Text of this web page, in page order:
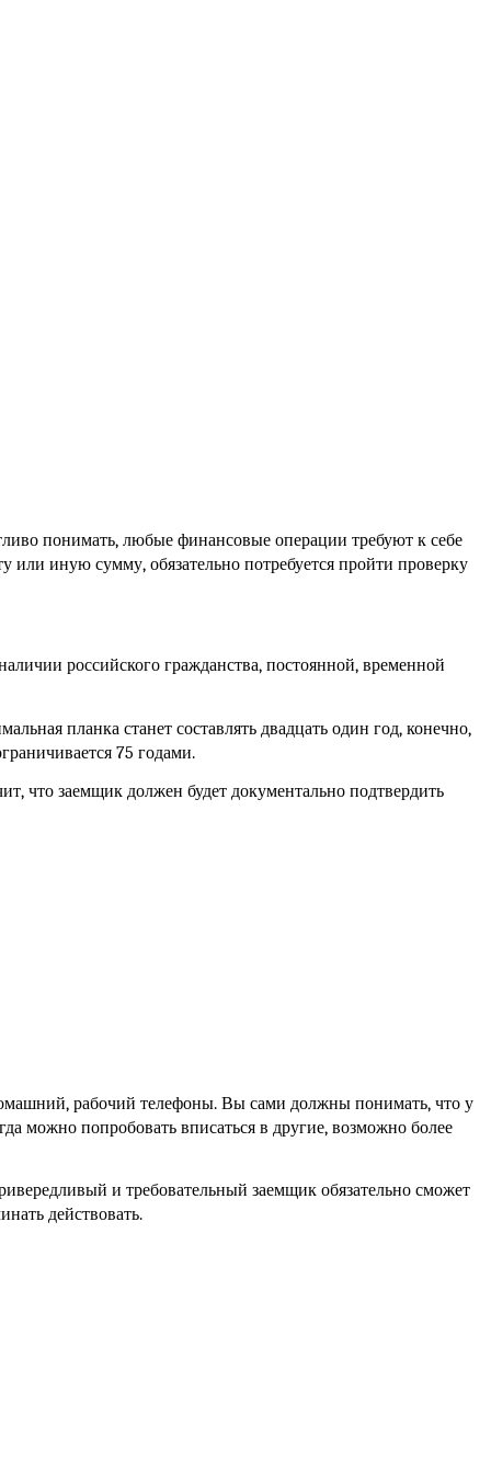
понимать, любые финансовые операции требуют к себе
иную сумму, обязательно потребуется пройти проверку
российского гражданства, постоянной, временной
планка станет составлять двадцать один год, конечно,
75 годами.
что заемщик должен будет документально подтвердить
рабочий телефоны. Вы сами должны понимать, что у
можно попробовать вписаться в другие, возможно более
и требовательный заемщик обязательно сможет
действовать.